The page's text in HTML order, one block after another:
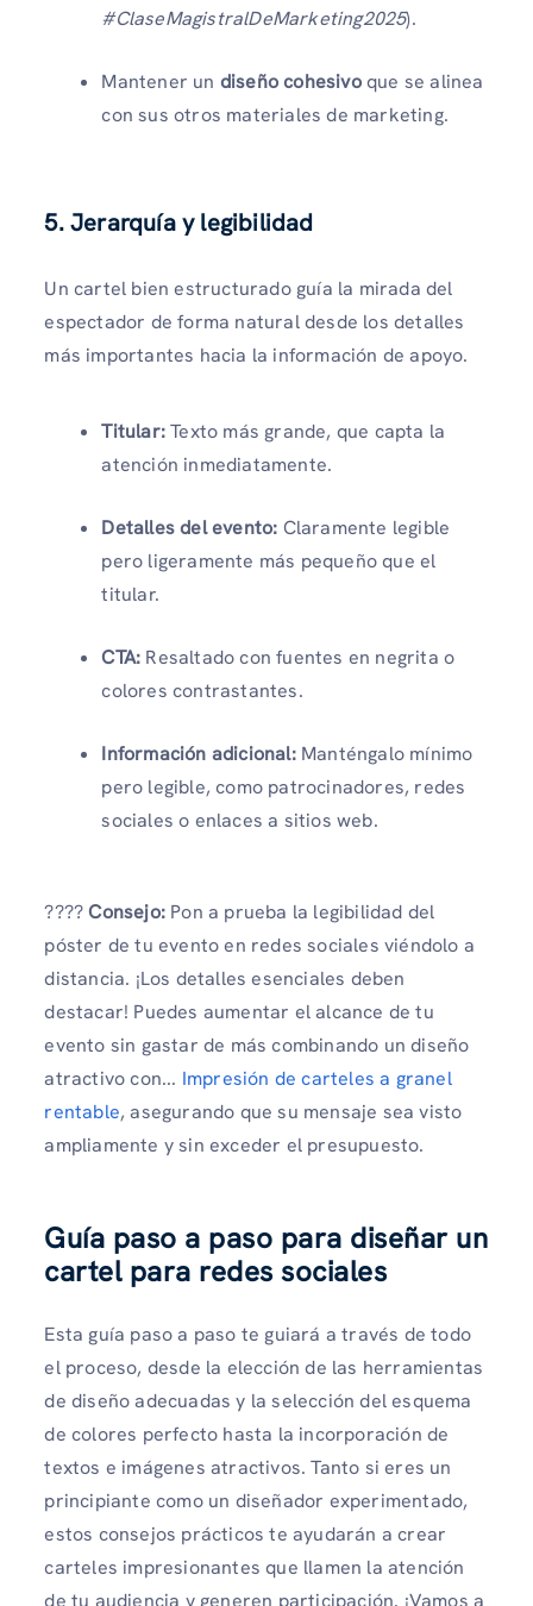
#ClaseMagistralDeMarketing2025).
Mantener un diseño cohesivoque se alinea
con sus otros materiales de marketing.
5. Jerarquía y legibilidad
Un cartel bien estructurado guía la mirada del
espectador de forma natural desde los detalles
más importantes hacia la información de apoyo.
Titular:Texto más grande, que capta la
atención inmediatamente.
Detalles del evento: Claramente legible
pero ligeramente más pequeño que el
titular.
CTA: Resaltado con fuentes en negrita o
colores contrastantes.
Información adicional:Manténgalo mínimo
pero legible, como patrocinadores, redes
sociales o enlaces a sitios web.
????Consejo: Pon a prueba la legibilidad del
póster de tu evento en redes sociales viéndolo a
distancia. ¡Los detalles esenciales deben
destacar! Puedes aumentar el alcance de tu
evento sin gastar de más combinando un diseño
atractivo con... Impresión de carteles a granel
rentable, asegurando que su mensaje sea visto
ampliamente y sin exceder el presupuesto.
Guía paso a paso para diseñar un
cartel para redes sociales
Esta guía paso a paso te guiará a través de todo
el proceso, desde la elección de las herramientas
de diseño adecuadas y la selección del esquema
de colores perfecto hasta la incorporación de
textos e imágenes atractivos. Tanto si eres un
principiante como un diseñador experimentado,
estos consejos prácticos te ayudarán a crear
carteles impresionantes que llamen la atención
de tu audiencia y generen participación. ¡Vamos a